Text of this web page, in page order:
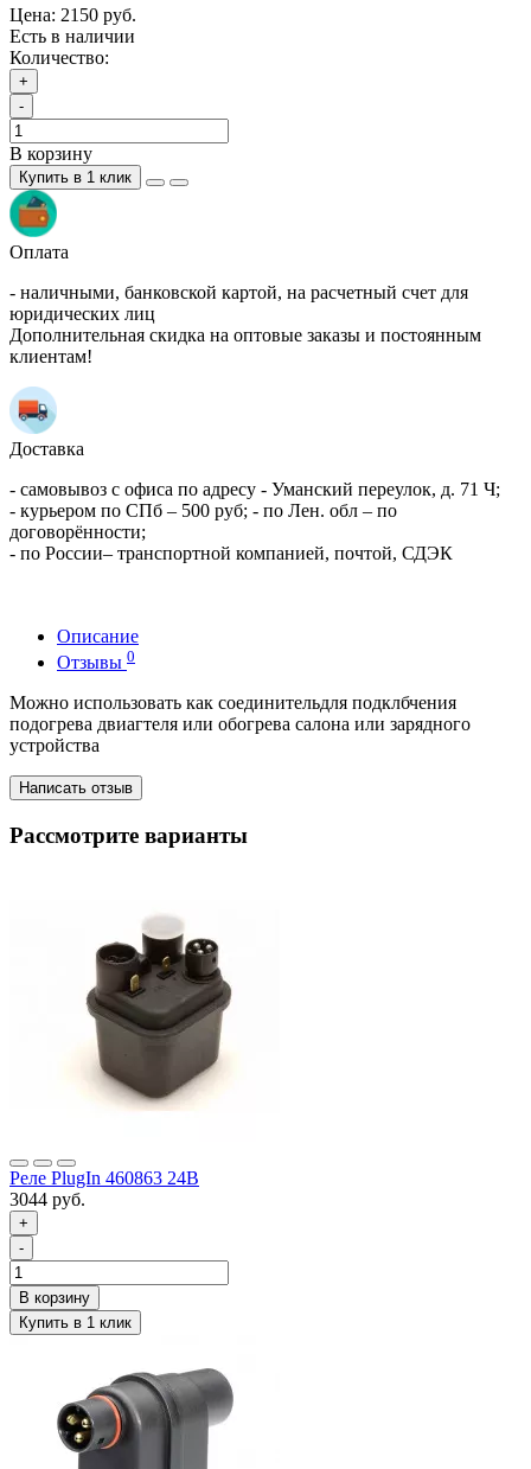
Цена: 2150 руб.
Есть в наличии
Количество:
+
-
В корзину
Купить в 1 клик
Оплата
- наличными, банковской картой, на расчетный счет для
юридических лиц
Дополнительная скидка на оптовые заказы и постоянным
клиентам!
Доставка
- самовывоз с офиса по адресу - Уманский переулок, д. 71 Ч;
- курьером по СПб – 500 руб; - по Лен. обл – по
договорённости;
- по России– транспортной компанией, почтой, СДЭК
Описание
Отзывы 0
Можно использовать как соединительдля подклбчения
подогрева двиагтеля или обогрева салона или зарядного
устройства
Написать отзыв
Рассмотрите варианты
Реле PlugIn 460863 24В
3044 руб.
+
-